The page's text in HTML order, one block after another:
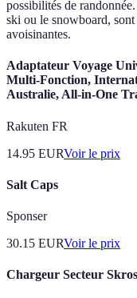
possibilités de
ski ou le snowboard, sont
avoisinantes.
Adaptateur Voyage
Multi-Fonction,
Australie, All-in-One
Rakuten FR
14.95 EURVoir le prix
Salt Caps
Sponser
30.15 EURVoir le prix
Chargeur Secteur